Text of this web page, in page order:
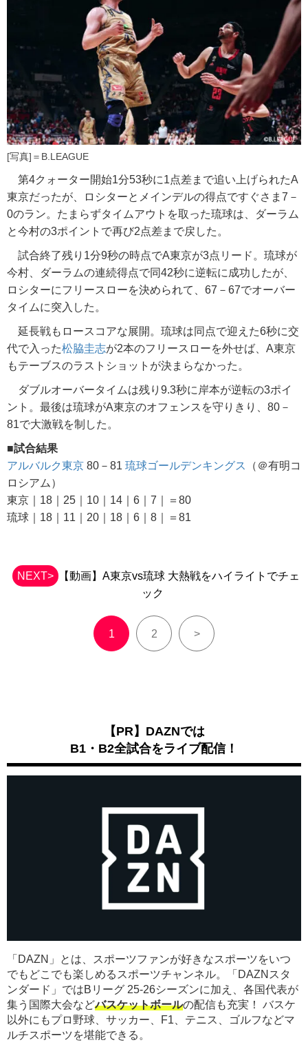
[写真]＝B.LEAGUE
第4クォーター開始1分53秒に1点差まで追い上げられたA
東京だったが、ロシターとメインデルの得点ですぐさま7－
0のラン。たまらずタイムアウトを取った琉球は、ダーラム
と今村の3ポイントで再び2点差まで戻した。
試合終了残り1分9秒の時点でA東京が3点リード。琉球が
今村、ダーラムの連続得点で同42秒に逆転に成功したが、
ロシターにフリースローを決められて、67－67でオーバー
タイムに突入した。
延長戦もロースコアな展開。琉球は同点で迎えた6秒に交
代で入った松脇圭志が2本のフリースローを外せば、A東京
もテーブスのラストショットが決まらなかった。
ダブルオーバータイムは残り9.3秒に岸本が逆転の3ポイ
ント。最後は琉球がA東京のオフェンスを守りきり、80－
81で大激戦を制した。
■試合結果
アルバルク東京 80－81 琉球ゴールデンキングス
（＠有明コ
ロシアム）
東京｜18｜25｜10｜14｜6｜7｜＝80
琉球｜18｜11｜20｜18｜6｜8｜＝81
NEXT> 【動画】A東京vs琉球 大熱戦をハイライトでチェ
ック
1 2 >
【PR】DAZNでは
B1・B2全試合をライブ配信！
「DAZN」とは、スポーツファンが好きなスポーツをいつ
でもどこでも楽しめるスポーツチャンネル。「DAZNスタ
ンダード」ではBリーグ 25-26シーズンに加え、各国代表が
集う国際大会などバスケットボールの配信も充実！ バスケ
以外にもプロ野球、サッカー、F1、テニス、ゴルフなどマ
ルチスポーツを堪能できる。